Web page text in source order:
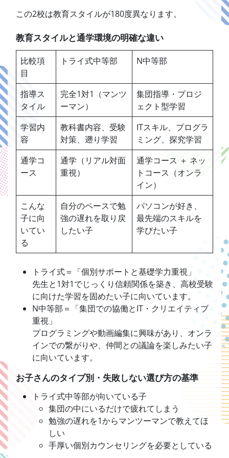
この2校は教育スタイルが180度異なります。
教育スタイルと通学環境の明確な違い
比較項
目
トライ式中等部 N中等部
指導ス
タイル
完全1対1（マンツ
ーマン）
集団指導・プロジ
ェクト型学習
学習内
容
教科書内容、受験
対策、遡り学習
ITスキル、プログラ
ミング、探究学習
通学コ
ース
通学（リアル対面
重視）
通学コース ＋ ネッ
トコース（オンラ
イン）
こんな
子に向
いてい
る
自分のペースで勉
強の遅れを取り戻
したい子
パソコンが好き、
最先端のスキルを
学びたい子
トライ式＝「個別サポートと基礎学力重視」
先生と1対1でじっくり信頼関係を築き、高校受験
に向けた学習を固めたい子に向いています。
N中等部＝「集団での協働とIT・クリエイティブ
重視」
プログラミングや動画編集に興味があり、オンラ
インでの繋がりや、仲間との議論を楽しみたい子
に向いています。
お子さんのタイプ別・失敗しない選び方の基準
トライ式中等部が向いている子
集団の中にいるだけで疲れてしまう
勉強の遅れを1からマンツーマンで教えてほ
しい
手厚い個別カウンセリングを必要としている